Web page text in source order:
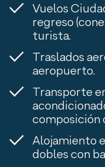
Vuelos
regreso
turista.
Traslados
aeropuerto.
Transporte
composición
Alojamiento
dobles con